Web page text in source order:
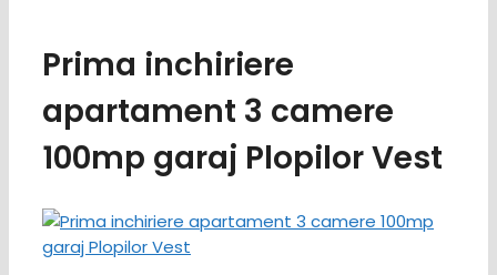
Prima inchiriere
apartament 3 camere
100mp garaj Plopilor Vest